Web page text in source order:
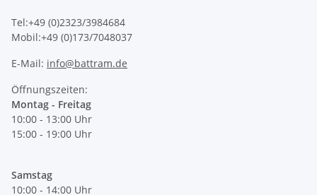
Tel:+49 (0)2323/3984684
Mobil:+49 (0)173/7048037
E-Mail: info@battram.de
Öffnungszeiten:
Montag - Freitag
10:00 - 13:00 Uhr
15:00 - 19:00 Uhr
Samstag
10:00 - 14:00 Uhr